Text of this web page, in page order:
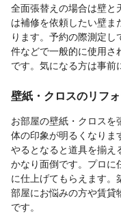
全面張替えの場合は壁と
は補修を依頼したい壁
ります。予約の際測定
件などで一般的に使用さ
です。気になる方は事前
壁紙・クロスのリフ
お部屋の壁紙・クロス
体の印象が明るくなりま
やるとなると道具を揃え
かなり面倒です。プロに
に仕上げてもらえます
部屋にお悩みの方や賃貸
です。